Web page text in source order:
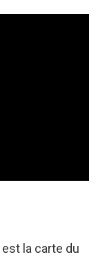
est la carte du